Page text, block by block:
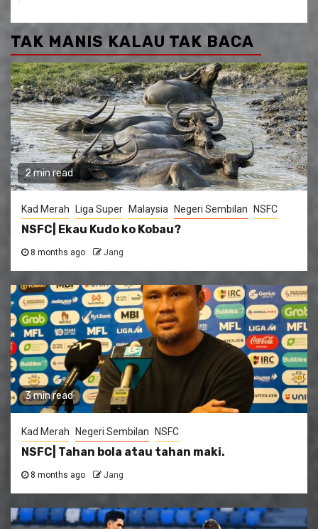
TAK MANIS KALAU TAK BACA
2 min read
Kad Merah Liga Super Malaysia Negeri Sembilan NSFC
NSFC| Ekau Kudo ko Kobau?
8 months ago Jang
3 min read
Kad Merah Negeri Sembilan NSFC
NSFC| Tahan bola atau tahan maki.
8 months ago Jang